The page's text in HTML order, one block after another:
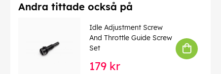
Andra tittade också på
Idle Adjustment Screw
And Throttle Guide Screw
Set
179 kr